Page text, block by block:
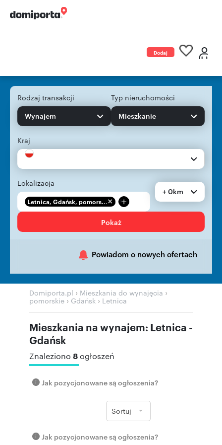
Dodaj
Rodzaj transakcji
Wynajem
Typ nieruchomości
Mieszkanie
Kraj
Lokalizacja
Letnica, Gdańsk, pomors... +
+ 0km
Pokaż
Powiadom o nowych ofertach
Domiporta.pl › Mieszkania do wynajęcia ›
pomorskie › Gdańsk › Letnica
Mieszkania na wynajem: Letnica -
Gdańsk
Znaleziono 8ogłoszeń
Jak pozycjonowane są ogłoszenia?
Sortuj
Jak pozycjonowane są ogłoszenia?